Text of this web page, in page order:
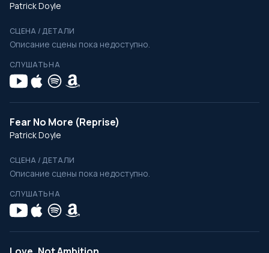
Patrick Doyle
СЦЕНА / ДЕТАЛИ
Описание сцены пока недоступно.
СЛУШАТЬ НА
Fear No More (Reprise)
Patrick Doyle
СЦЕНА / ДЕТАЛИ
Описание сцены пока недоступно.
СЛУШАТЬ НА